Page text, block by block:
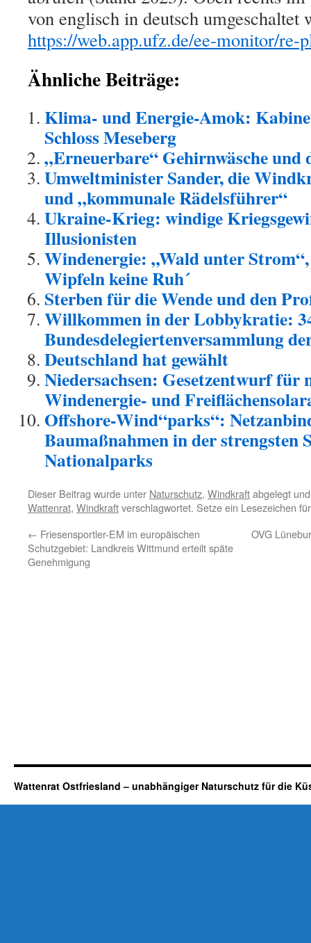
von englisch in deutsch umgeschaltet
https://web.app.ufz.de/ee-monitor/re-
Ähnliche Beiträge:
Klima- und Energie-Amok:
Schloss Meseberg
„Erneuerbare“ Gehirnwäsche und
Umweltminister Sander, die
und „kommunale Rädelsführer“
Ukraine-Krieg: windige
Illusionisten
Windenergie: „Wald unter
Wipfeln keine Ruh´
Sterben für die Wende und den
Willkommen in der Lobbykratie:
Bundesdelegiertenversammlung
Deutschland hat gewählt
Niedersachsen: Gesetzentwurf für
Windenergie- und
Offshore-Wind“parks“:
Baumaßnahmen in der strengsten
Nationalparks
Dieser Beitrag wurde unter Naturschutz, Windkraftabgelegt
Wattenrat, Windkraftverschlagwortet. Setze ein Lesezeichen
← Friesensportler-EM im europäischen
Schutzgebiet: Landkreis Wittmund erteilt späte
Genehmigung
OVG
Wattenrat Ostfriesland – unabhängiger Naturschutz für die